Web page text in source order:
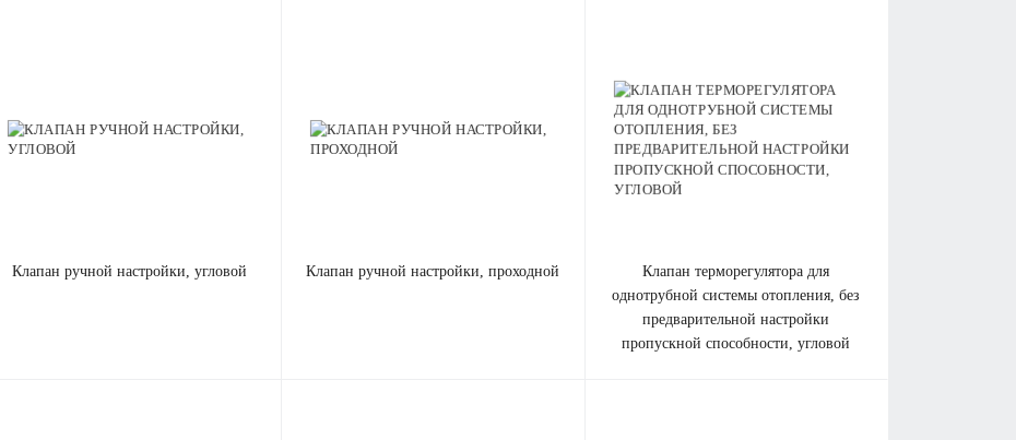
клапан ручной настройки, угловой клапан ручной настройки, проходной
клапан терморегулятора для
однотрубной системы отопления, без
предварительной настройки
пропускной способности, угловой